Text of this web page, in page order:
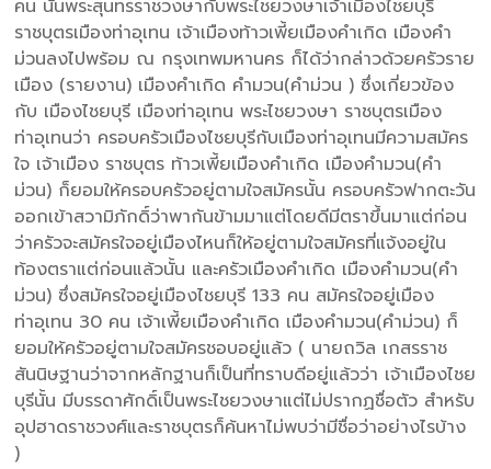
คน นั้นพระสุนทรราชวงษากับพระไชยวงษาเจ้าเมืองไชยบุรี
ราชบุตรเมืองท่าอุเทน เจ้าเมืองท้าวเพี้ยเมืองคำเกิด เมืองคำ
ม่วนลงไปพร้อม ณ กรุงเทพมหานคร ก็ได้ว่ากล่าวด้วยครัวราย
เมือง (รายงาน) เมืองคำเกิด คำมวน(คำม่วน ) ซึ่งเกี่ยวข้อง
กับ เมืองไชยบุรี เมืองท่าอุเทน พระไชยวงษา ราชบุตรเมือง
ท่าอุเทนว่า ครอบครัวเมืองไชยบุรีกับเมืองท่าอุเทนมีความสมัคร
ใจ เจ้าเมือง ราชบุตร ท้าวเพี้ยเมืองคำเกิด เมืองคำมวน(คำ
ม่วน) ก็ยอมให้ครอบครัวอยู่ตามใจสมัครนั้น ครอบครัวฟากตะวัน
ออกเข้าสวามิภักดิ์ว่าพากันข้ามมาแต่โดยดีมีตราขึ้นมาแต่ก่อน
ว่าครัวจะสมัครใจอยู่เมืองไหนก็ให้อยู่ตามใจสมัครที่แจ้งอยู่ใน
ท้องตราแต่ก่อนแล้วนั้น และครัวเมืองคำเกิด เมืองคำมวน(คำ
ม่วน) ซึ่งสมัครใจอยู่เมืองไชยบุรี 133 คน สมัครใจอยู่เมือง
ท่าอุเทน 30 คน เจ้าเพี้ยเมืองคำเกิด เมืองคำมวน(คำม่วน) ก็
ยอมให้ครัวอยู่ตามใจสมัครชอบอยู่แล้ว ( นายถวิล เกสรราช
สันนิษฐานว่าจากหลักฐานก็เป็นที่ทราบดีอยู่แล้วว่า เจ้าเมืองไชย
บุรีนั้น มีบรรดาศักดิ์เป็นพระไชยวงษาแต่ไม่ปรากฏชื่อตัว สำหรับ
อุปฮาดราชวงศ์และราชบุตรก็ค้นหาไม่พบว่ามีชื่อว่าอย่างไรบ้าง
)